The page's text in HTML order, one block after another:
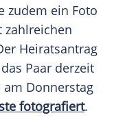
zudem ein Foto
zahlreichen
Heiratsantrag
Paar derzeit
am Donnerstag
fotografiert.